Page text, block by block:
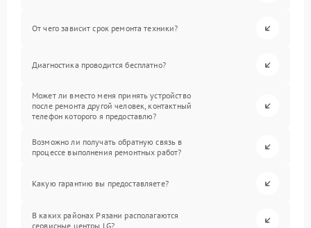
От чего зависит срок ремонта техники?
Диагностика проводится бесплатно?
Может ли вместо меня принять устройство
после ремонта другой человек, контактный
телефон которого я предоставлю?
Возможно ли получать обратную связь в
процессе выполнения ремонтных работ?
Какую гарантию вы предоставляете?
В каких районах Рязани располагаются
сервисные центры LG?